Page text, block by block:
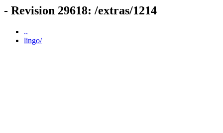
- Revision 29618: /extras/1214
..
lingo/